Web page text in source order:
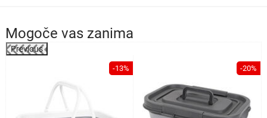
Mogoče vas zanima
Previous
-13% -20%